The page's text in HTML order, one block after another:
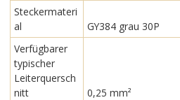
Steckermateri
al
GY384 grau 30P
Verfügbarer
typischer
Leiterquersch
nitt
0,25 mm²